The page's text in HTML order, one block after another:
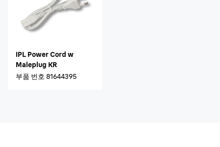
IPL Power Cord w
Maleplug KR
부품 번호 81644395